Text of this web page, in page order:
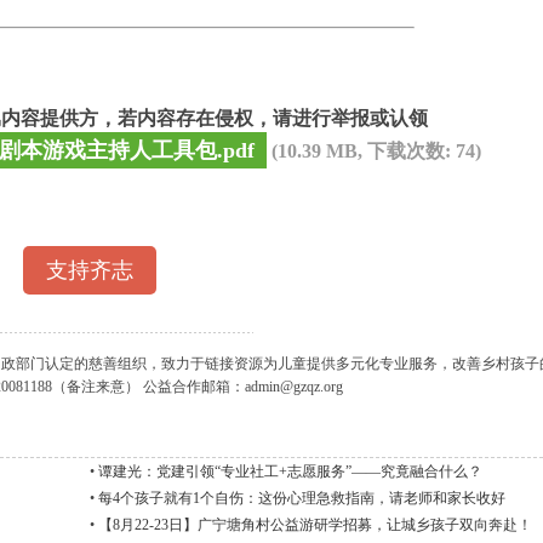
容提供方，若内容存在侵权，请进行举报或认领
本游戏主持人工具包.pdf (10.39 MB, 下载次数: 74)
支持齐志
部门认定的慈善组织，致力于链接资源为儿童提供多元化专业服务，改善乡村孩子
（备注来意） 公益合作邮箱：admin@gzqz.org
• 谭建光：党建引领“专业社工+志愿服务”——究竟融合什么？
• 每4个孩子就有1个自伤：这份心理急救指南，请老师和家长收好
•
【8月22-23日】广宁塘角村公益游研学招募，让城乡孩子双向奔赴！